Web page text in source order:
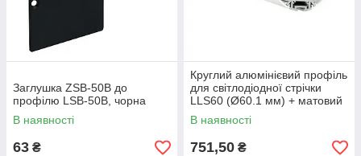
Заглушка ZSB-50B до
профілю LSB-50B, чорна
В наявності
63 ₴
Круглий алюмінієвий профіль
для світлодіодної стрічки
LLS60 (Ø60.1 мм) + матовий
розсіювач, комплект 2 м
В наявності
751,50 ₴